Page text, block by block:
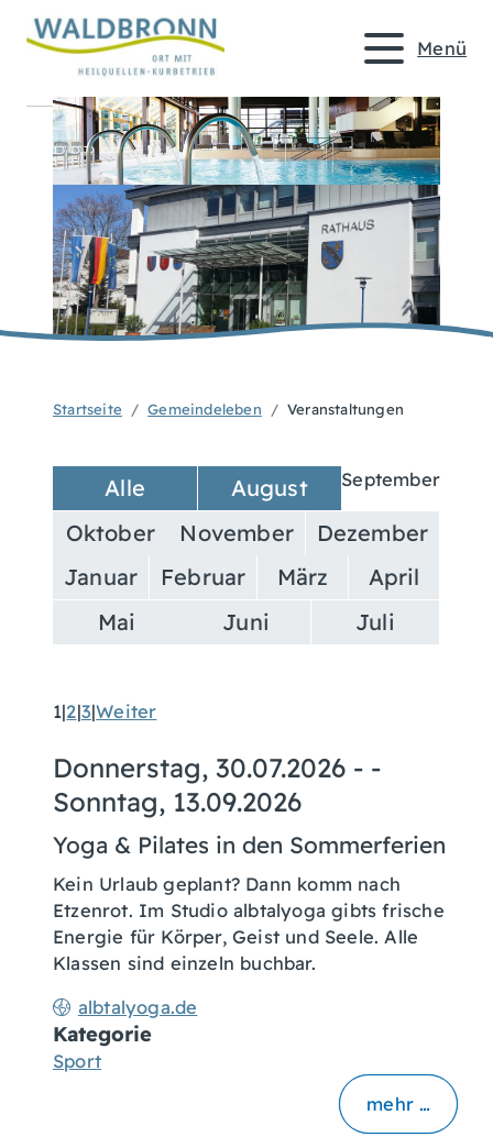
Menü
Startseite Gemeindeleben Veranstaltungen
Alle August September
Oktober November
Dezember
Januar
Februar März
April
Mai
Juni Juli
1|2|3|Weiter
Donnerstag, 30.07.2026 - -
Sonntag, 13.09.2026
Yoga & Pilates in den Sommerferien
albtalyoga.de
Kein Urlaub geplant? Dann komm nach
Etzenrot. Im Studio albtalyoga gibts frische
Energie für Körper, Geist und Seele. Alle
Klassen sind einzeln buchbar.
Kategorie
Sport
mehr …